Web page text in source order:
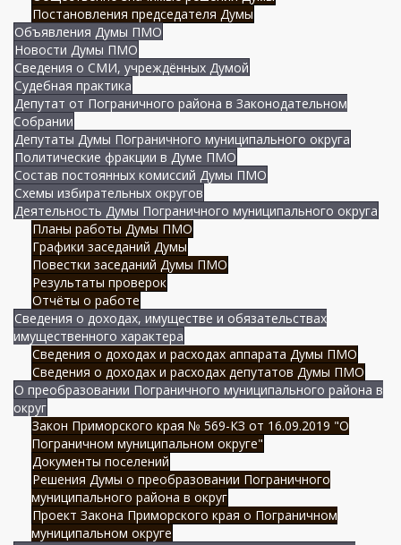
Постановления председателя Думы
Объявления Думы ПМО
Новости Думы ПМО
Сведения о СМИ, учреждённых Думой
Судебная практика
Депутат от Пограничного района в Законодательном
Собрании
Депутаты Думы Пограничного муниципального округа
Политические фракции в Думе ПМО
Состав постоянных комиссий Думы ПМО
Схемы избирательных округов
Деятельность Думы Пограничного муниципального округа
Планы работы Думы ПМО
Графики заседаний Думы
Повестки заседаний Думы ПМО
Результаты проверок
Отчёты о работе
Сведения о доходах, имуществе и обязательствах
имущественного характера
Сведения о доходах и расходах аппарата Думы ПМО
Сведения о доходах и расходах депутатов Думы ПМО
О преобразовании Пограничного муниципального района в
округ
Закон Приморского края № 569-КЗ от 16.09.2019 "О
Пограничном муниципальном округе"
Документы поселений
Решения Думы о преобразовании Пограничного
муниципального района в округ
Проект Закона Приморского края о Пограничном
муниципальном округе